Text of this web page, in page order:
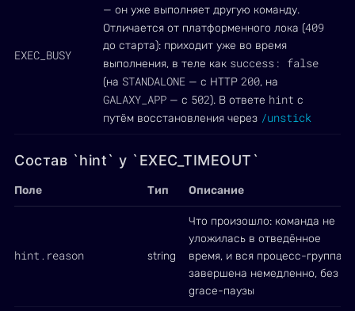
EXEC_BUSY
— он уже выполняет другую команду.
Отличается от платформенного лока (409
до старта): приходит уже во время
выполнения, в теле как success: false
(на STANDALONE — с HTTP 200, на
GALAXY_APP — с 502). В ответе hint с
путём восстановления через /unstick
Состав `hint` у `EXEC_TIMEOUT`
Поле Тип Описание
hint.reason string
Что произошло: команда не
уложилась в отведённое
время, и вся процесс-группа
завершена немедленно, без
grace-паузы